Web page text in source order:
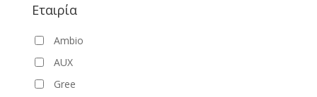
Εταιρία
Ambio
AUX
Gree